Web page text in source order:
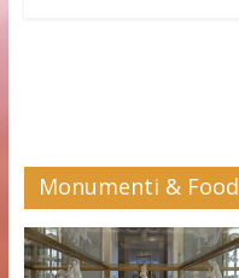
Monumenti & Food